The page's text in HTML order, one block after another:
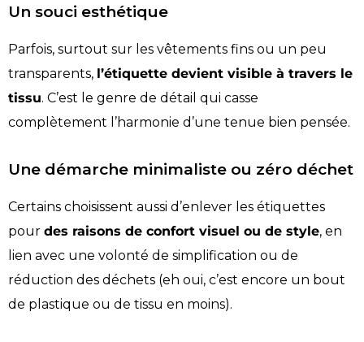
Un souci esthétique
Parfois, surtout sur les vêtements fins ou un peu
transparents, l’étiquette devient visible à travers le
tissu. C’est le genre de détail qui casse
complètement l’harmonie d’une tenue bien pensée.
Une démarche minimaliste ou zéro déchet
Certains choisissent aussi d’enlever les étiquettes
pour des raisons de confort visuel ou de style, en
lien avec une volonté de simplification ou de
réduction des déchets (eh oui, c’est encore un bout
de plastique ou de tissu en moins).